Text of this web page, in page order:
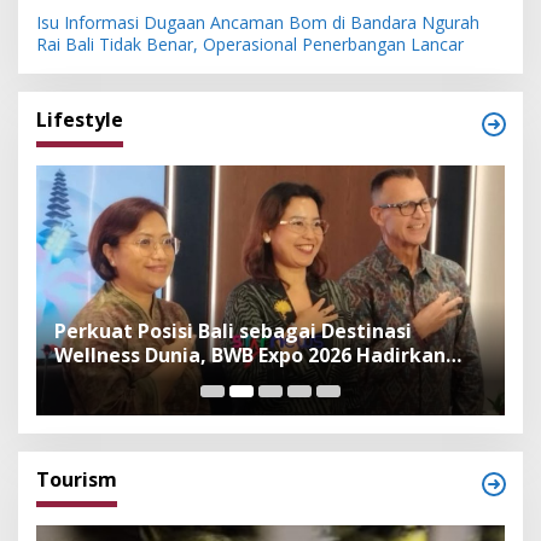
Isu Informasi Dugaan Ancaman Bom di Bandara Ngurah
Rai Bali Tidak Benar, Operasional Penerbangan Lancar
Lifestyle
Perkuat Posisi Bali sebagai Destinasi
Wellness Dunia, BWB Expo 2026 Hadirkan
Exhibitor Nasional dan Global
Tourism